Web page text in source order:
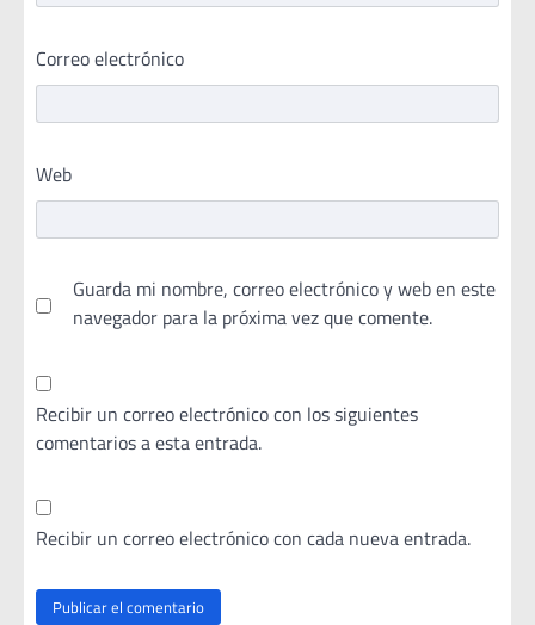
Correo electrónico
Web
Guarda mi nombre, correo electrónico y web en este
navegador para la próxima vez que comente.
Recibir un correo electrónico con los siguientes
comentarios a esta entrada.
Recibir un correo electrónico con cada nueva entrada.